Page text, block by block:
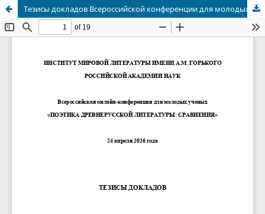
Тезисы докладов Всероссийской конференции для молодых ученых "Поэтика древнерусской литературы: сравнения" (24 апреля 2026 г., ИМЛИ РАН)